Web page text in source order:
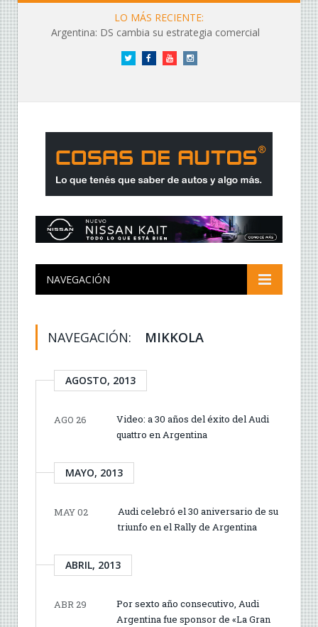
LO MÁS RECIENTE:
Argentina: DS cambia su estrategia comercial
Twitter FacebookYouTubeInstagram
NAVEGACIÓN
NAVEGACIÓN: MIKKOLA
AGOSTO, 2013
AGO 26
Video: a 30 años del éxito del Audi
quattro en Argentina
MAYO, 2013
MAY 02
Audi celebró el 30 aniversario de su
triunfo en el Rally de Argentina
ABRIL, 2013
ABR 29
Por sexto año consecutivo, Audi
Argentina fue sponsor de «La Gran